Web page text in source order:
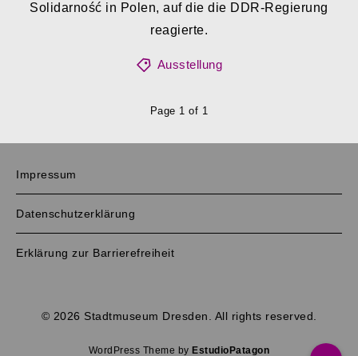
Solidarność in Polen, auf die die DDR-Regierung
reagierte.
Ausstellung
Page 1 of 1
Impressum
Datenschutzerklärung
Erklärung zur Barrierefreiheit
© 2026 Stadtmuseum Dresden. All rights reserved.
WordPress Theme by EstudioPatagon